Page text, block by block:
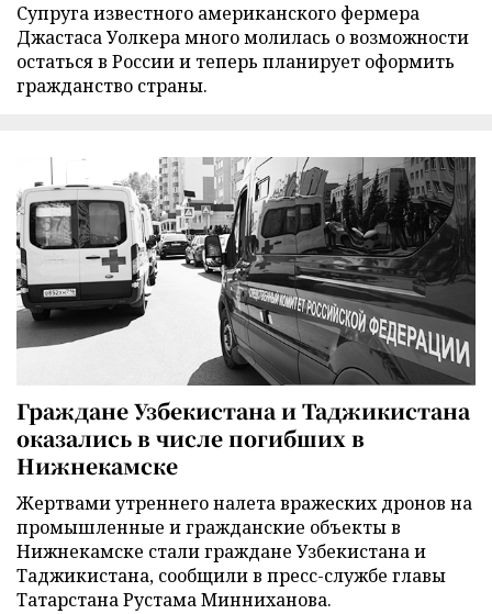
Супруга известного американского фермера
Джастаса Уолкера много молилась о возможности
остаться в России и теперь планирует оформить
гражданство страны.
Граждане Узбекистана и Таджикистана
оказались в числе погибших в
Нижнекамске
Жертвами утреннего налета вражеских дронов на
промышленные и гражданские объекты в
Нижнекамске стали граждане Узбекистана и
Таджикистана, сообщили в пресс-службе главы
Татарстана Рустама Минниханова.